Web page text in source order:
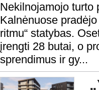
Nekilnojamojo turto
Kalnėnuose
ritmu“ statybas.
įrengti 28 butai, o
sprendimus ir gy...